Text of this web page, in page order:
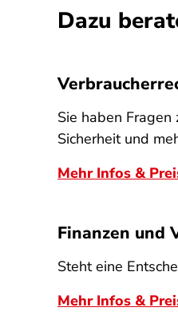
Dazu
Sie haben
Sicherheit und
Mehr Infos &
Finanzen und
Steht eine
Mehr Infos &